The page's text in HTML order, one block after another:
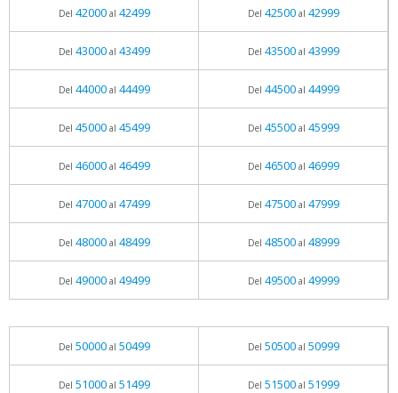
Del 42000al 42499 Del 42500al 42999
Del 43000al 43499 Del 43500al 43999
Del 44000al 44499 Del 44500al 44999
Del 45000al 45499 Del 45500al 45999
Del 46000al 46499 Del 46500al 46999
Del 47000al 47499 Del 47500al 47999
Del 48000al 48499 Del 48500al 48999
Del 49000al 49499 Del 49500al 49999
Del 50000al 50499 Del 50500al 50999
Del 51000al 51499 Del 51500al 51999